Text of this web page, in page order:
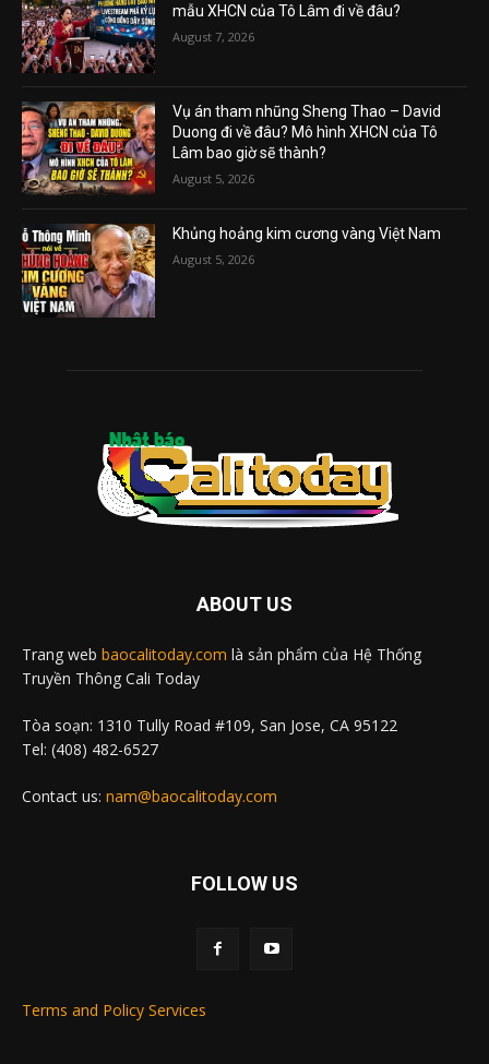
mẫu XHCN của Tô Lâm đi về đâu?
August 7, 2026
Vụ án tham nhũng Sheng Thao – David
Duong đi về đâu? Mô hình XHCN của Tô
Lâm bao giờ sẽ thành?
August 5, 2026
Khủng hoảng kim cương vàng Việt Nam
August 5, 2026
ABOUT US
Trang web baocalitoday.com là sản phẩm của Hệ Thống
Truyền Thông Cali Today
Tòa soạn: 1310 Tully Road #109, San Jose, CA 95122
Tel: (408) 482-6527
Contact us: nam@baocalitoday.com
FOLLOW US
Terms and Policy Services